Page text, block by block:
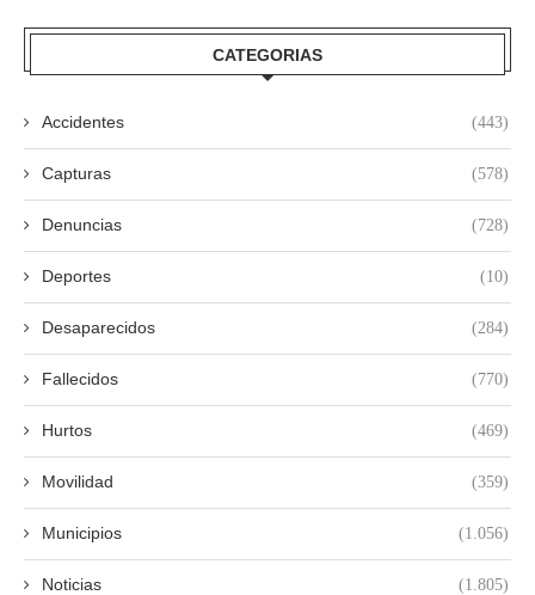
CATEGORIAS
Accidentes (443)
Capturas (578)
Denuncias (728)
Deportes (10)
Desaparecidos (284)
Fallecidos (770)
Hurtos (469)
Movilidad (359)
Municipios (1.056)
Noticias (1.805)